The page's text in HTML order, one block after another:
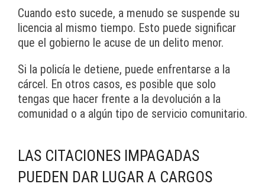
Cuando esto sucede, a menudo se suspende su
licencia al mismo tiempo. Esto puede significar
que el gobierno le acuse de un delito menor.
Si la policía le detiene, puede enfrentarse a la
cárcel. En otros casos, es posible que solo
tengas que hacer frente a la devolución a la
comunidad o a algún tipo de servicio comunitario.
LAS CITACIONES IMPAGADAS
PUEDEN DAR LUGAR A CARGOS